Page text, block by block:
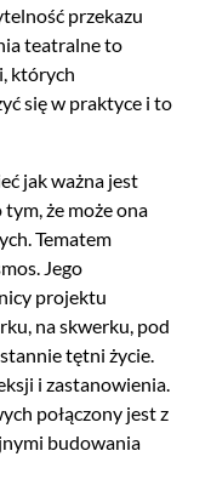
przekazu
teatralne to
których
się w praktyce i to
jak ważna jest
że może ona
Tematem
Jego
projektu
na skwerku, pod
tętni życie.
i zastanowienia.
połączony jest z
budowania